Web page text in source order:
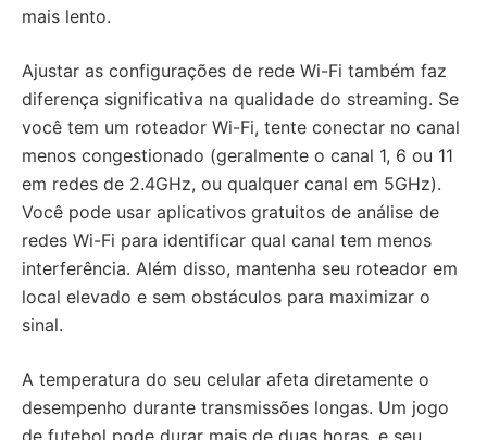
mais lento.
Ajustar as configurações de rede Wi-Fi também faz
diferença significativa na qualidade do streaming. Se
você tem um roteador Wi-Fi, tente conectar no canal
menos congestionado (geralmente o canal 1, 6 ou 11
em redes de 2.4GHz, ou qualquer canal em 5GHz).
Você pode usar aplicativos gratuitos de análise de
redes Wi-Fi para identificar qual canal tem menos
interferência. Além disso, mantenha seu roteador em
local elevado e sem obstáculos para maximizar o
sinal.
A temperatura do seu celular afeta diretamente o
desempenho durante transmissões longas. Um jogo
de futebol pode durar mais de duas horas, e seu